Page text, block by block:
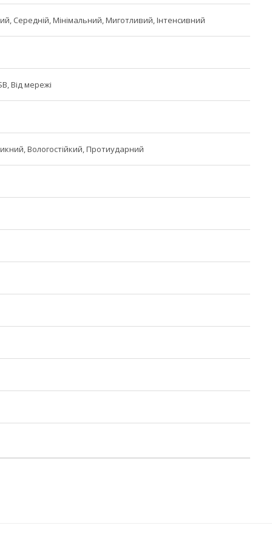
Середній, Мінімальний, Миготливий, Інтенсивний
Від мережі
Вологостійкий, Протиударний